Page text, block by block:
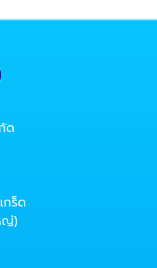
ด
กร็ด
ญ่)